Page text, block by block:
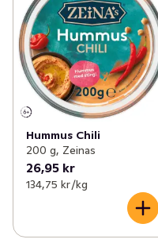
Hummus Chili
200 g, Zeinas
26,95 kr
134,75 kr /kg